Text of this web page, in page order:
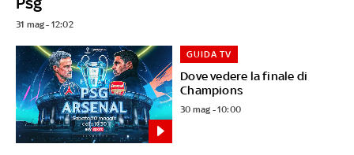
31 mag - 12:02
Dove vedere la finale di
Champions
GUIDA TV
30 mag - 10:00